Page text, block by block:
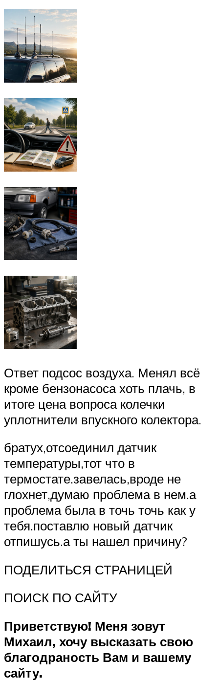
Ответ подсос воздуха. Менял всё
кроме бензонасоса хоть плачь, в
итоге цена вопроса колечки
уплотнители впускного колектора.
братух,отсоединил датчик
температуры,тот что в
термостате.завелась,вроде не
глохнет,думаю проблема в нем.а
проблема была в точь точь как у
тебя.поставлю новый датчик
отпишусь.а ты нашел причину?
ПОДЕЛИТЬСЯ СТРАНИЦЕЙ
ПОИСК ПО САЙТУ
Приветствую! Меня зовут
Михаил, хочу высказать свою
благодраность Вам и вашему
сайту.